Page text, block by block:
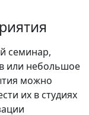
семинар,
или небольшое
можно
их в студиях